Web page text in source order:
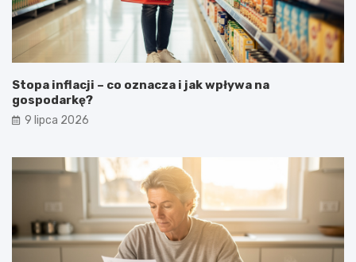
Stopa inflacji – co oznacza i jak wpływa na
gospodarkę?
9 lipca 2026